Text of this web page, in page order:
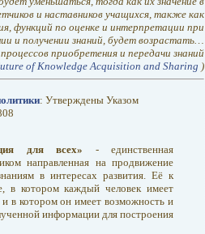
и наставников учащихся, также как
функций по оценке и интерпретации при
и получении знаний, будет возрастать…
приобретения и передачи знаний
of Knowledge Acquisition and Sharing )
: Утверждены Указом
для всех» - единственная
направленная на продвижение
в интересах развития. Её к
в котором каждый человек имеет
в котором он имеет возможность и
информации для построения